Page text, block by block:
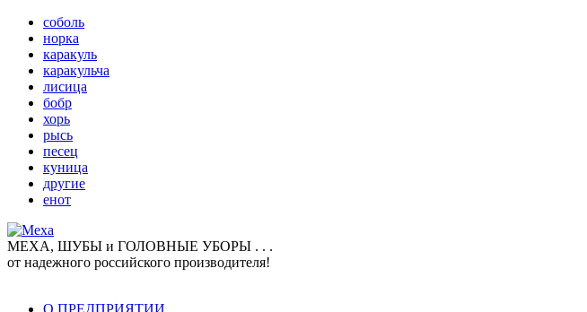
соболь
норка
каракуль
каракульча
лисица
бобр
хорь
рысь
песец
куница
другие
енот
МЕХА, ШУБЫ и ГОЛОВНЫЕ УБОРЫ . . .
от надежного российского производителя!
О ПРЕДПРИЯТИИ